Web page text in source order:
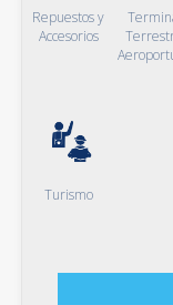
Repuestos y
Accesorios
Turismo